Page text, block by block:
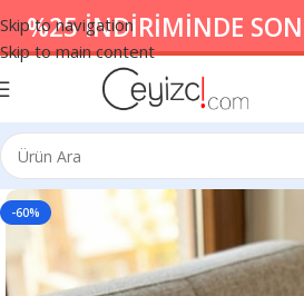
Skip to navigation
Skip to main content
%25 İNDİRİMİNDE
-60%